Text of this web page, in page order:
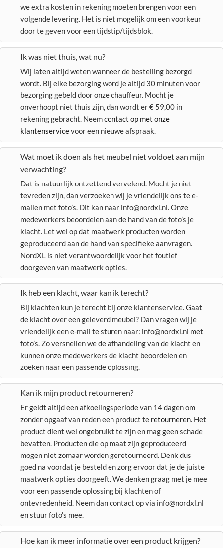
we extra kosten in rekening moeten brengen voor een
volgende levering. Het is niet mogelijk om een voorkeur
door te geven voor een tijdstip/tijdsblok.
Ik was niet thuis, wat nu?
Wij laten altijd weten wanneer de bestelling bezorgd
wordt. Bij elke bezorging word je altijd 30 minuten voor
bezorging gebeld door onze chauffeur. Mocht je
onverhoopt niet thuis zijn, dan wordt er € 59,00 in
rekening gebracht. Neemcontact op met onze
klantenservicevoor een nieuwe afspraak.
Wat moet ik doen als het meubel niet voldoet aan mijn
verwachting?
Dat is natuurlijk ontzettend vervelend. Mocht je niet
tevreden zijn, dan verzoeken wij je vriendelijk ons te e-
mailen met foto’s. Dit kan naar info@nordxl.nl. Onze
medewerkers beoordelen aan de hand van de foto’s je
klacht. Let wel op dat maatwerk producten worden
geproduceerd aan de hand van specifieke aanvragen.
NordXL is niet verantwoordelijk voor het foutief
doorgeven van maatwerk opties.
Ik heb een klacht, waar kan ik terecht?
Bij klachten kun je terecht bij onze klantenservice. Gaat
de klacht over een geleverd meubel? Dan vragen wij je
vriendelijk een e-mail te sturen naar: info@nordxl.nl met
foto’s. Zo versnellen we de afhandeling van de klacht en
kunnen onze medewerkers de klacht beoordelen en
zoeken naar een passende oplossing.
Kan ik mijn product retourneren?
Er geldt altijd een afkoelingsperiode van 14 dagen om
zonder opgaaf van reden een product te retourneren. Het
product dient wel ongebruikt te zijn en mag geen schade
bevatten. Producten die op maat zijn geproduceerd
mogen niet zomaar worden geretourneerd. Denk dus
goed na voordat je besteld en zorg ervoor dat je de juiste
maatwerk opties doorgeeft. We denken graag met je mee
voor een passende oplossing bij klachten of
ontevredenheid. Neem dan contact op via info@nordxl.nl
en stuur foto’s mee.
Hoe kan ik meer informatie over een product krijgen?